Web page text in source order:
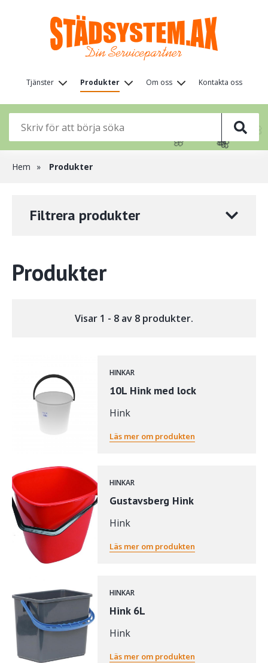
huvudinnehåll
Huvudmeny
(nivå
1)
Tjänster Produkter Om oss Kontakta oss
🌸
🌸
🦋
🌸
🌸
Länkstig
Hem Produkter
Filtrera produkter
Produkter
Visar 1 - 8 av 8 produkter.
HINKAR
10L Hink med lock
Hink
Läs mer om produkten
HINKAR
Gustavsberg Hink
Hink
Läs mer om produkten
HINKAR
Hink 6L
Hink
Läs mer om produkten